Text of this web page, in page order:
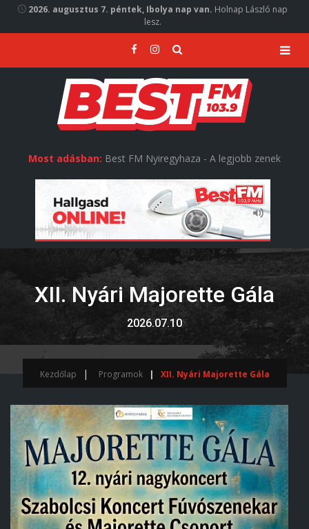
2026. augusztus 7. péntek, Ibolya nap van. Holnap László nap
lesz.
Most adásban: Best FM Nyiregyhaza - A legjobb zenek
XII. Nyári Majorette Gála
2026.07.10
Kezdőlap Programok XII. Nyári Majorette Gála